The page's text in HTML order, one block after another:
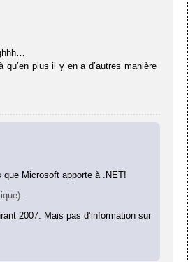
plus il y en a d’autres manière
que Microsoft apporte à .NET!
2007. Mais pas d’information sur